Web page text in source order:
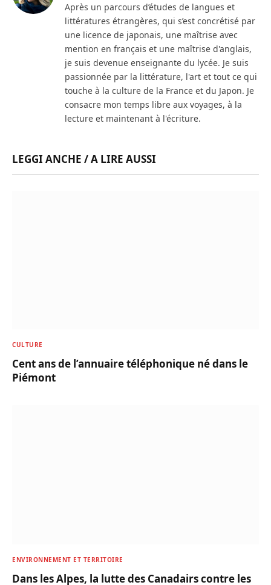
Après un parcours d’études de langues et
littératures étrangères, qui s’est concrétisé par
une licence de japonais, une maîtrise avec
mention en français et une maîtrise d'anglais,
je suis devenue enseignante du lycée. Je suis
passionnée par la littérature, l'art et tout ce qui
touche à la culture de la France et du Japon. Je
consacre mon temps libre aux voyages, à la
lecture et maintenant à l'écriture.
LEGGI ANCHE / A LIRE AUSSI
CULTURE
Cent ans de l’annuaire téléphonique né dans le
Piémont
ENVIRONNEMENT ET TERRITOIRE
Dans les Alpes, la lutte des Canadairs contre les